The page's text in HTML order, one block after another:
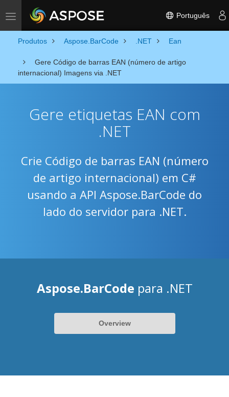
Toggle navigation Português
Produtos Aspose.BarCode .NET Ean
Gere Código de barras EAN (número de artigo
internacional) Imagens via .NET
Gere etiquetas EAN com
.NET
Crie Código de barras EAN (número
de artigo internacional) em C#
usando a API Aspose.BarCode do
lado do servidor para .NET.
Aspose.BarCode para .NET
Overview